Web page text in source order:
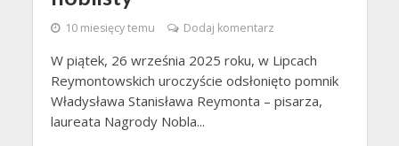
10 miesięcy temu Dodaj komentarz
W piątek, 26 września 2025 roku, w Lipcach
Reymontowskich uroczyście odsłonięto pomnik
Władysława Stanisława Reymonta – pisarza,
laureata Nagrody Nobla...